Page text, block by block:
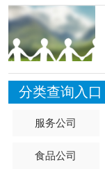
分类查询入口
服务公司
食品公司